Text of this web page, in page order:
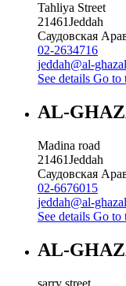
Tahliya Street
21461Jeddah
Саудовская
02-2634716
jeddah@al-
See details Go
AL-
Madina road
21461Jeddah
Саудовская
02-6676015
jeddah@al-
See details Go
AL-
sarry street